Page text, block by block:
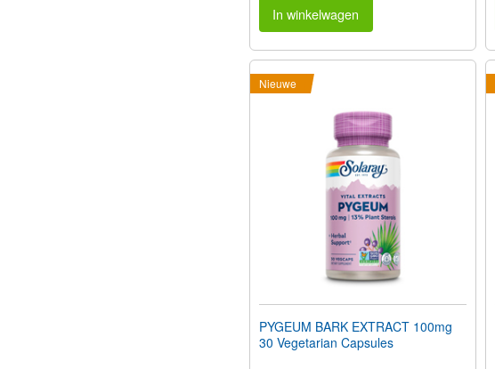
In winkelwagen
Nieuwe
PYGEUM BARK EXTRACT 100mg
30 Vegetarian Capsules